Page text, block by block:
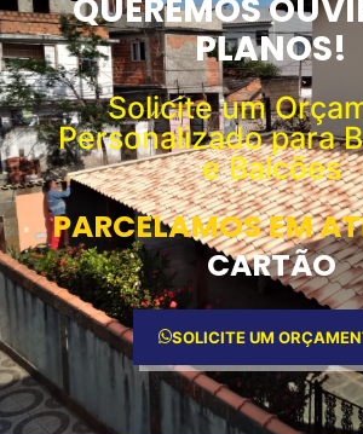
QUEREMOS
PLANOS!
Solicite um
Personalizado para
e Balcões
PARCELAMOS EM
CARTÃO
SOLICITE UM